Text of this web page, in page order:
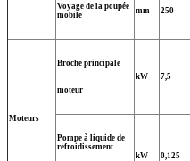
Voyage de la poupée
mobile
mm 250
Moteurs
Broche principale
moteur
kW 7,5
Pompe à liquide de
refroidissement
kW 0,125